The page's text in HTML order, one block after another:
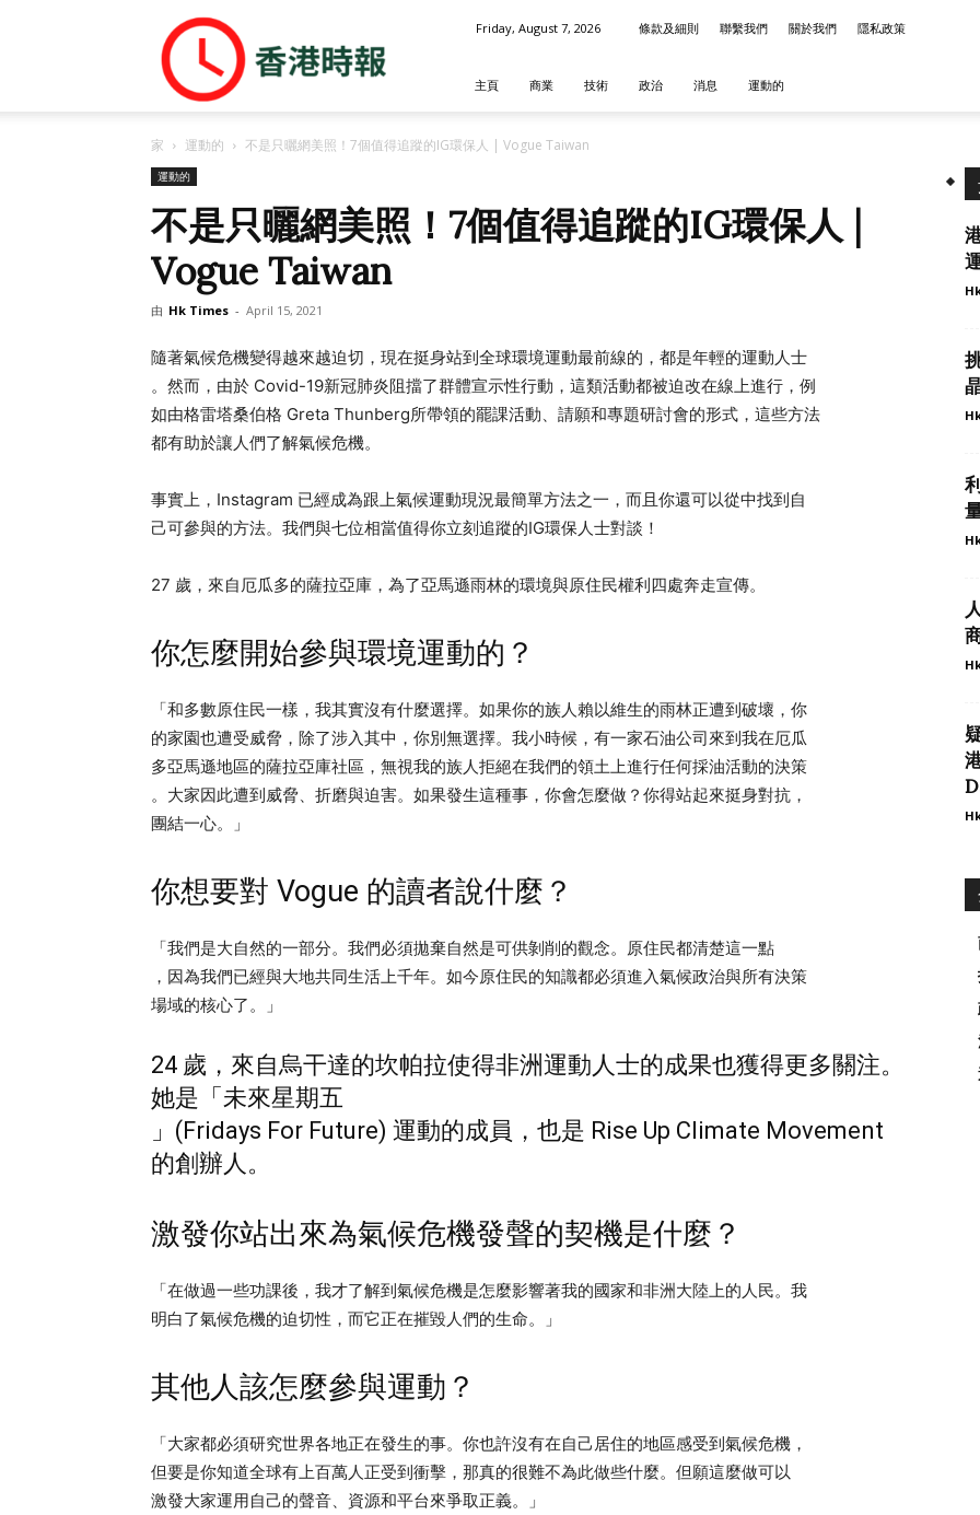
港
時
Friday, August 7, 2026 條款及細則 聯繫我們 關於我們 隱私政策
主頁 商業 技術 政治 消息 運動的
家 運動的 不是只曬網美照！7個值得追蹤的IG環保人 | Vogue Taiwan
運動的
不是只曬網美照！7個值得追蹤的IG環保人 |
Vogue Taiwan
由 Hk Times - April 15, 2021
隨著氣候危機變得越來越迫切，現在挺身站到全球環境運動最前線的，都是年輕的運動人士
。然而，由於 Covid-19新冠肺炎阻擋了群體宣示性行動，這類活動都被迫改在線上進行，例
如由格雷塔桑伯格 Greta Thunberg所帶領的罷課活動、請願和專題研討會的形式，這些方法
都有助於讓人們了解氣候危機。
事實上，Instagram 已經成為跟上氣候運動現況最簡單方法之一，而且你還可以從中找到自
己可參與的方法。我們與七位相當值得你立刻追蹤的IG環保人士對談！
27 歲，來自厄瓜多的薩拉亞庫，為了亞馬遜雨林的環境與原住民權利四處奔走宣傳。
你怎麼開始參與環境運動的？
「和多數原住民一樣，我其實沒有什麼選擇。如果你的族人賴以維生的雨林正遭到破壞，你
的家園也遭受威脅，除了涉入其中，你別無選擇。我小時候，有一家石油公司來到我在厄瓜
多亞馬遜地區的薩拉亞庫社區，無視我的族人拒絕在我們的領土上進行任何採油活動的決策
。大家因此遭到威脅、折磨與迫害。如果發生這種事，你會怎麼做？你得站起來挺身對抗，
團結一心。」
你想要對 Vogue 的讀者說什麼？
「我們是大自然的一部分。我們必須拋棄自然是可供剝削的觀念。原住民都清楚這一點
，因為我們已經與大地共同生活上千年。如今原住民的知識都必須進入氣候政治與所有決策
場域的核心了。」
24 歲，來自烏干達的坎帕拉使得非洲運動人士的成果也獲得更多關注。
她是「未來星期五
」(Fridays For Future) 運動的成員，也是 Rise Up Climate Movement
的創辦人。
激發你站出來為氣候危機發聲的契機是什麼？
「在做過一些功課後，我才了解到氣候危機是怎麼影響著我的國家和非洲大陸上的人民。我
明白了氣候危機的迫切性，而它正在摧毀人們的生命。」
其他人該怎麼參與運動？
「大家都必須研究世界各地正在發生的事。你也許沒有在自己居住的地區感受到氣候危機，
但要是你知道全球有上百萬人正受到衝擊，那真的很難不為此做些什麼。但願這麼做可以
激發大家運用自己的聲音、資源和平台來爭取正義。」